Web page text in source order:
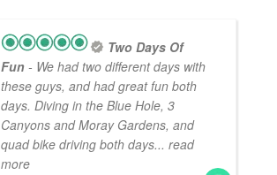
Two Days Of
Fun - We had two different days with
these guys, and had great fun both
days. Diving in the Blue Hole, 3
Canyons and Moray Gardens, and
quad bike driving both days... read
more